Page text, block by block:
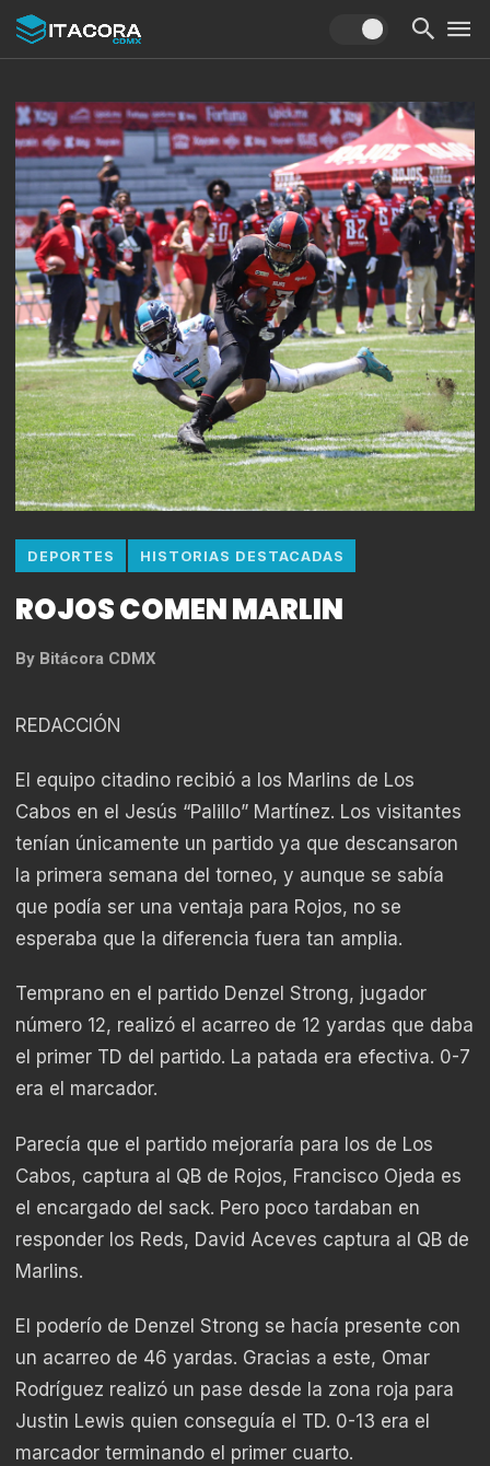
DEPORTES HISTORIAS DESTACADAS
ROJOS COMEN MARLIN
By Bitácora CDMX
REDACCIÓN
El equipo citadino recibió a los Marlins de Los
Cabos en el Jesús “Palillo” Martínez. Los visitantes
tenían únicamente un partido ya que descansaron
la primera semana del torneo, y aunque se sabía
que podía ser una ventaja para Rojos, no se
esperaba que la diferencia fuera tan amplia.
Temprano en el partido Denzel Strong, jugador
número 12, realizó el acarreo de 12 yardas que daba
el primer TD del partido. La patada era efectiva. 0-7
era el marcador.
Parecía que el partido mejoraría para los de Los
Cabos, captura al QB de Rojos, Francisco Ojeda es
el encargado del sack. Pero poco tardaban en
responder los Reds, David Aceves captura al QB de
Marlins.
El poderío de Denzel Strong se hacía presente con
un acarreo de 46 yardas. Gracias a este, Omar
Rodríguez realizó un pase desde la zona roja para
Justin Lewis quien conseguía el TD. 0-13 era el
marcador terminando el primer cuarto.